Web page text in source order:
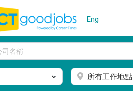
Eng
所有工作地點